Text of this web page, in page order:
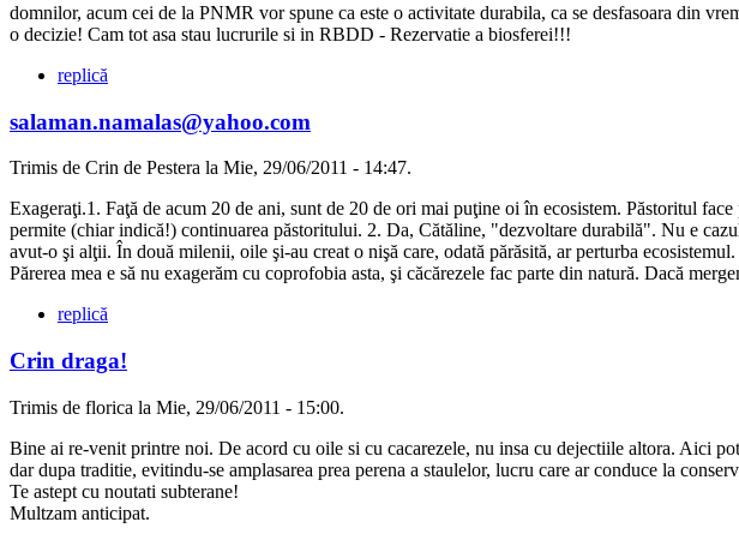
domnilor, acum cei de la PNMR vor spune ca este o activitate durabila, ca se desfasoara din
o decizie! Cam tot asa stau lucrurile si in RBDD - Rezervatie a biosferei!!!
replică
salaman.namalas@yahoo.com
Trimis de Crin de Pestera la Mie, 29/06/2011 - 14:47.
Exageraţi.1. Faţă de acum 20 de ani, sunt de 20 de ori mai puţine oi în ecosistem. Păstoritul
permite (chiar indică!) continuarea păstoritului. 2. Da, Cătăline, "dezvoltare durabilă". Nu e
avut-o şi alţii. În două milenii, oile şi-au creat o nişă care, odată părăsită, ar perturba
Părerea mea e să nu exagerăm cu coprofobia asta, şi căcărezele fac parte din natură. Dacă
replică
Crin draga!
Trimis de florica la Mie, 29/06/2011 - 15:00.
Bine ai re-venit printre noi. De acord cu oile si cu cacarezele, nu insa cu dejectiile altora. Aici
dar dupa traditie, evitindu-se amplasarea prea perena a staulelor, lucru care ar conduce la
Te astept cu noutati subterane!
Multzam anticipat.